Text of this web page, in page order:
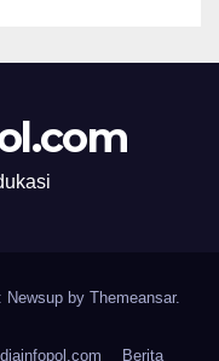
Newsup by Themeansar.
Berita